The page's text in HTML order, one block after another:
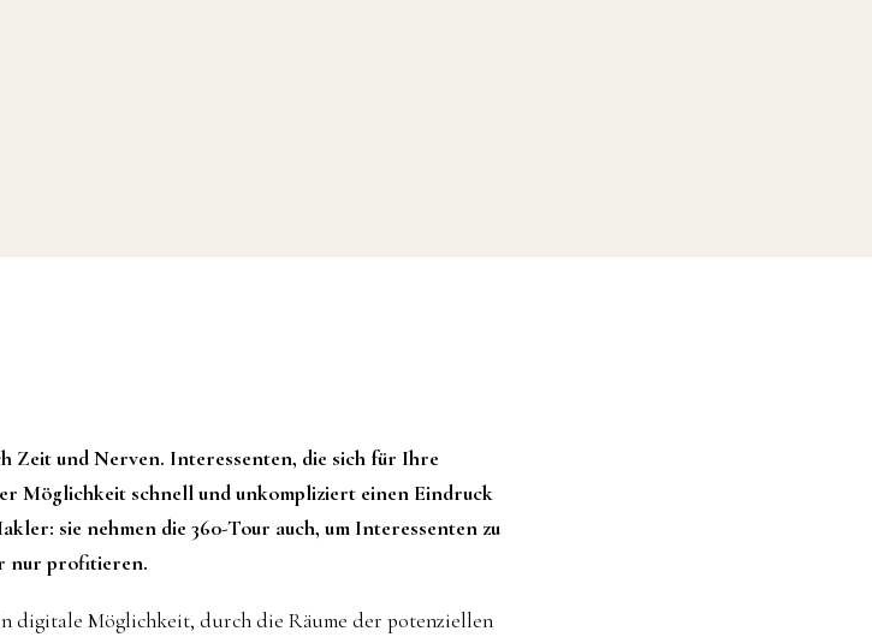
Zeit und Nerven. Interessenten, die sich für Ihre
Möglichkeit schnell und unkompliziert einen Eindruck
sie nehmen die 360-Tour auch, um Interessenten zu
nur profitieren.
digitale Möglichkeit, durch die Räume der potenziellen